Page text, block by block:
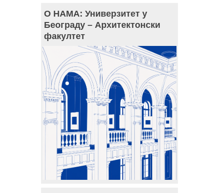
О НАМА: Универзитет у
Београду – Архитектонски
факултет